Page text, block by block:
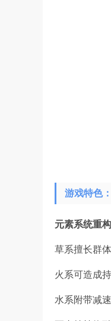
游戏特色：
元素系统重
草系擅长群
火系可造成
水系附带减